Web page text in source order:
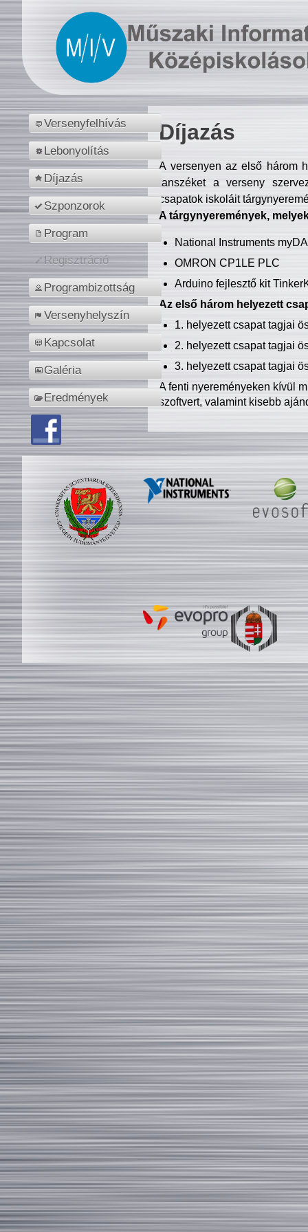
Versenyfelhívás
Lebonyolítás
Díjazás
Szponzorok
Program
Regisztráció
Programbizottság
Versenyhelyszín
Kapcsolat
Galéria
Eredmények
Díjazás
A versenyen az első három
tanszéket a verseny
csapatok iskoláit
A tárgynyeremények,
National Instruments
OMRON CP1LE PLC
Arduino fejlesztő kit
Az első három helyezett
1. helyezett csapat tagjai
2. helyezett csapat tagjai
3. helyezett csapat tagjai
A fenti nyereményeken kívül
szoftvert, valamint kisebb